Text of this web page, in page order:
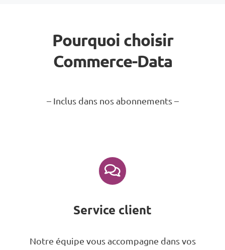
Pourquoi choisir
Commerce-Data
– Inclus dans nos abonnements –
Service client
Notre équipe vous accompagne dans vos